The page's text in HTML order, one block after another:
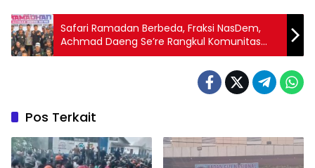
Safari Ramadan Berbeda, Fraksi NasDem,
Achmad Daeng Se’re Rangkul Komunitas
Bentor Takalar dan Wujudkan Aspirasi Nyata
Pos Terkait